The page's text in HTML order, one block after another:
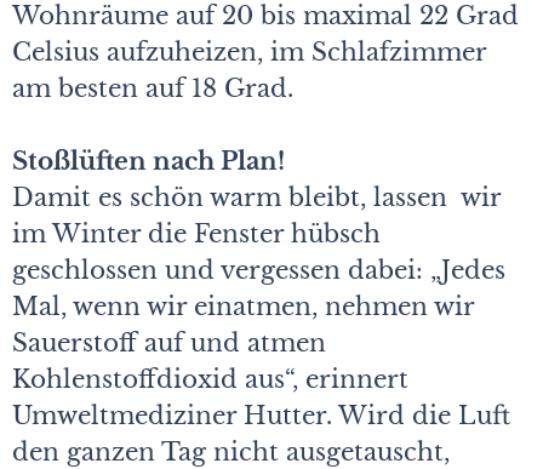
Wohnräume auf 20 bis maximal 22 Grad
Celsius aufzuheizen, im Schlafzimmer
am besten auf 18 Grad.
Stoßlüften nach Plan!
Damit es schön warm bleibt, lassen wir
im Winter die Fenster hübsch
geschlossen und vergessen dabei: „Jedes
Mal, wenn wir einatmen, nehmen wir
Sauerstoff auf und atmen
Kohlenstoffdioxid aus“, erinnert
Umweltmediziner Hutter. Wird die Luft
den ganzen Tag nicht ausgetauscht,